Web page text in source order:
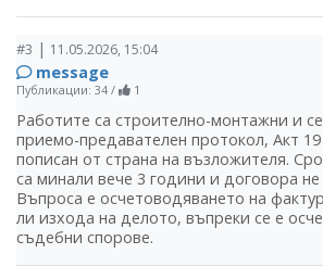
#3 | 11.05.2026, 15:04
message
Публикации: 34 / 1
Работите са строително-монтажни и
приемо-предавателен протокол, Акт
пописан от страна на възложителя.
са минали вече 3 години и договора не
Въпроса е осчетоводяването на
ли изхода на делото, въпреки се е
съдебни спорове.